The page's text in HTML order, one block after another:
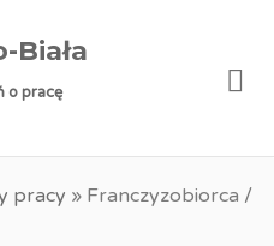
Biała
o pracę
pracy » Franczyzobiorca /